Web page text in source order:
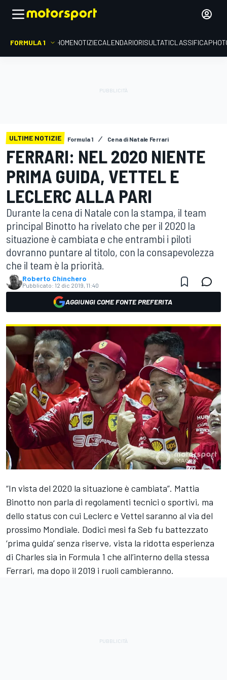
FORMULA 1 HOMENOTIZIECALENDARIORISULTATICLASSIFICA
ULTIME NOTIZIE Formula 1 Cena di Natale Ferrari
FERRARI: NEL 2020 NIENTE
PRIMA GUIDA, VETTEL E
LECLERC ALLA PARI
Durante la cena di Natale con la stampa, il team
principal Binotto ha rivelato che per il 2020 la
situazione è cambiata e che entrambi i piloti
dovranno puntare al titolo, con la consapevolezza
che il team è la priorità.
Roberto Chinchero
Pubblicato: 12 dic 2019, 11:40
AGGIUNGI COME FONTE PREFERITA
“In vista del 2020 la situazione è cambiata”. Mattia
Binotto non parla di regolamenti tecnici o sportivi, ma
dello status con cui Leclerc e Vettel saranno al via del
prossimo Mondiale. Dodici mesi fa Seb fu battezzato
‘prima guida’ senza riserve, vista la ridotta esperienza
di Charles sia in Formula 1 che all’interno della stessa
Ferrari, ma dopo il 2019 i ruoli cambieranno.